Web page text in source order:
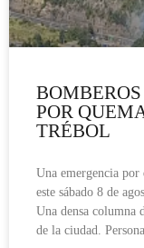
POR
TRÉBOL
Una emergencia por
este sábado 8 de
Una densa columna
de la ciudad.